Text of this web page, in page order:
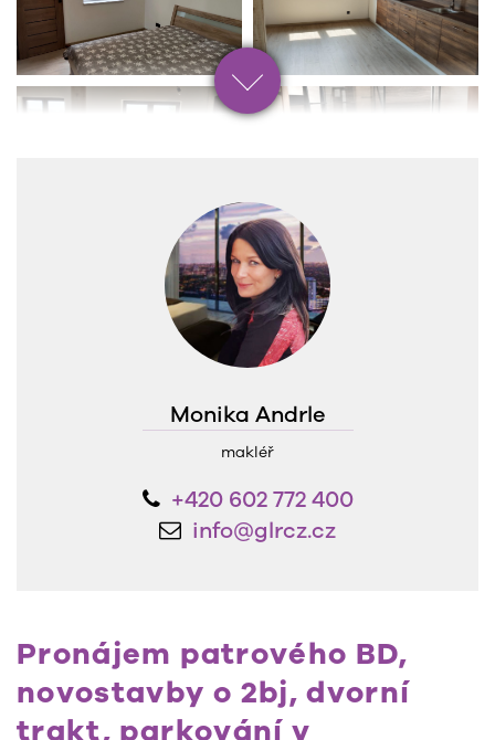
Monika Andrle
makléř
+420 602 772 400
info@glrcz.cz
Pronájem patrového BD,
novostavby o 2bj, dvorní
trakt, parkování v